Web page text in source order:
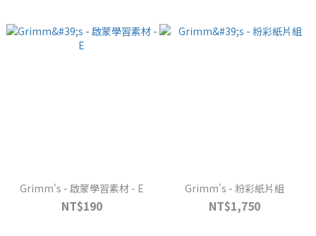
Grimm's - 啟蒙學習素材 - E
NT$190
Grimm's - 粉彩紙片組
NT$1,750